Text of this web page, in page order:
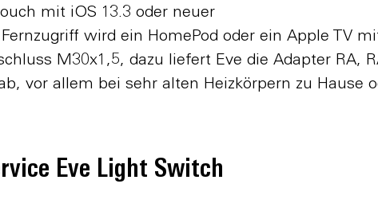
mit iOS 13.3 oder neuer
wird ein HomePod oder ein Apple TV
M30x1,5, dazu liefert Eve die Adapter RA,
vor allem bei sehr alten Heizkörpern zu
Eve Light Switch